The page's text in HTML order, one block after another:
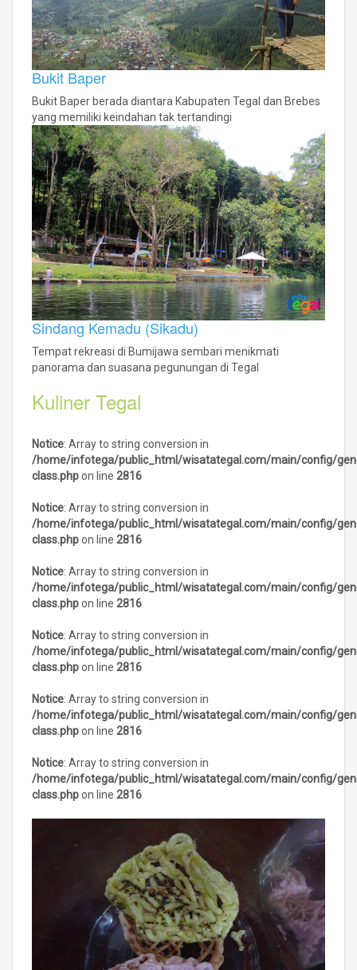
Bukit Baper
Bukit Baper berada diantara Kabupaten Tegal dan Brebes
yang memiliki keindahan tak tertandingi
Sindang Kemadu (Sikadu)
Tempat rekreasi di Bumijawa sembari menikmati
panorama dan suasana pegunungan di Tegal
Kuliner Tegal
Notice: Array to string conversion in
/home/infotega/public_html/wisatategal.com/main/config/
class.phpon line 2816
Notice: Array to string conversion in
/home/infotega/public_html/wisatategal.com/main/config/
class.phpon line 2816
Notice: Array to string conversion in
/home/infotega/public_html/wisatategal.com/main/config/
class.phpon line 2816
Notice: Array to string conversion in
/home/infotega/public_html/wisatategal.com/main/config/
class.phpon line 2816
Notice: Array to string conversion in
/home/infotega/public_html/wisatategal.com/main/config/
class.phpon line 2816
Notice: Array to string conversion in
/home/infotega/public_html/wisatategal.com/main/config/
class.phpon line 2816